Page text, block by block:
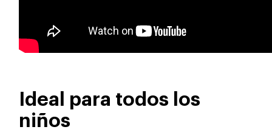
Ideal para todos los
niños